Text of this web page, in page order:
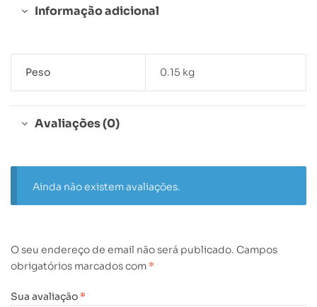
Informação adicional
Peso 0.15 kg
Avaliações (0)
Ainda não existem avaliações.
O seu endereço de email não será publicado. Campos
obrigatórios marcados com *
Sua avaliação *